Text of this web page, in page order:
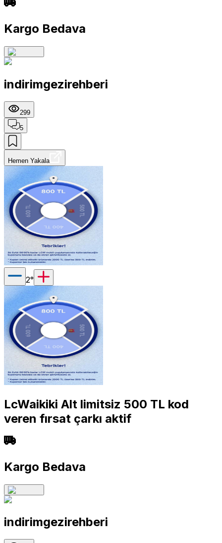
Kargo Bedava
indirimgezirehberi
299
5
Hemen Yakala
2°
LcWaikiki Alt limitsiz 500 TL kod
veren fırsat çarkı aktif
Kargo Bedava
indirimgezirehberi